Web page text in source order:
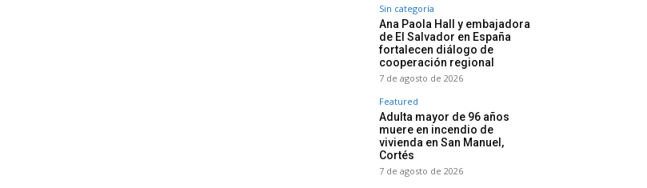
Sin categoría
Ana Paola Hall y embajadora
de El Salvador en España
fortalecen diálogo de
cooperación regional
7 de agosto de 2026
Featured
Adulta mayor de 96 años
muere en incendio de
vivienda en San Manuel,
Cortés
7 de agosto de 2026